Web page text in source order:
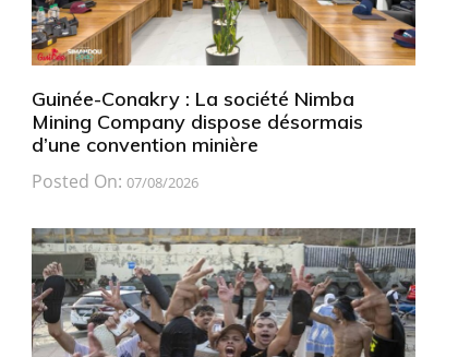
Guinée-Conakry : La société Nimba
Mining Company dispose désormais
d’une convention minière
Posted On: 07/08/2026